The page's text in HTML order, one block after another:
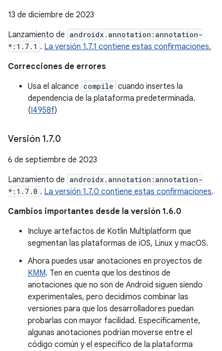
13 de diciembre de 2023
Lanzamiento de androidx.annotation:annotation-
*:1.7.1 . La versión 1.7.1 contiene estas confirmaciones.
Correcciones de errores
Usa el alcance compile cuando insertes la
dependencia de la plataforma predeterminada.
(I4958f)
Versión 1.7.0
6 de septiembre de 2023
Lanzamiento de androidx.annotation:annotation-
*:1.7.0 . La versión 1.7.0 contiene estas confirmaciones.
Cambios importantes desde la versión 1.6.0
Incluye artefactos de Kotlin Multiplatform que
segmentan las plataformas de iOS, Linux y macOS.
Ahora puedes usar anotaciones en proyectos de
KMM. Ten en cuenta que los destinos de
anotaciones que no son de Android siguen siendo
experimentales, pero decidimos combinar las
versiones para que los desarrolladores puedan
probarlas con mayor facilidad. Específicamente,
algunas anotaciones podrían moverse entre el
código común y el específico de la plataforma